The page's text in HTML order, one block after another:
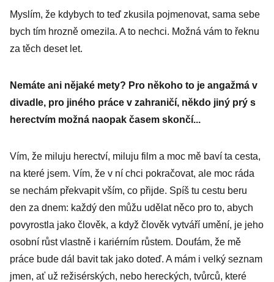
Myslím, že kdybych to teď zkusila pojmenovat, sama sebe
bych tím hrozně omezila. A to nechci. Možná vám to řeknu
za těch deset let.
Nemáte ani nějaké mety? Pro někoho to je angažmá v
divadle, pro jiného práce v zahraničí, někdo jiný prý s
herectvím možná naopak časem skončí...
Vím, že miluju herectví, miluju film a moc mě baví ta cesta,
na které jsem. Vím, že v ní chci pokračovat, ale moc ráda
se nechám překvapit vším, co přijde. Spíš tu cestu beru
den za dnem: každý den můžu udělat něco pro to, abych
povyrostla jako člověk, a když člověk vytváří umění, je jeho
osobní růst vlastně i kariérním růstem. Doufám, že mě
práce bude dál bavit tak jako doteď. A mám i velký seznam
jmen, ať už režisérských, nebo hereckých, tvůrců, které